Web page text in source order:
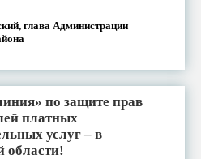
глава Администрации
по защите прав
платных
услуг – в
области!